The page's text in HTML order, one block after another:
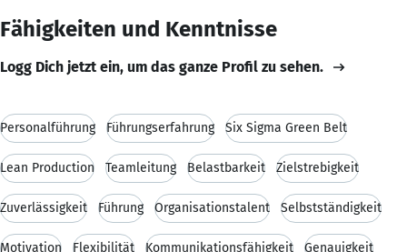
Fähigkeiten und Kenntnisse
Logg Dich jetzt ein, um das ganze Profil zu sehen.
Personalführung Führungserfahrung Six Sigma Green Belt
Lean Production Teamleitung Belastbarkeit Zielstrebigkeit
Zuverlässigkeit Führung Organisationstalent Selbstständigkeit
Motivation Flexibilität Kommunikationsfähigkeit Genauigkeit